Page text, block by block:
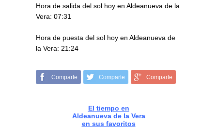
Hora de salida del sol hoy en Aldeanueva de la
Vera: 07:31
Hora de puesta del sol hoy en Aldeanueva de
la Vera: 21:24
Comparte Comparte Comparte
El tiempo en
Aldeanueva de la Vera
en sus favoritos